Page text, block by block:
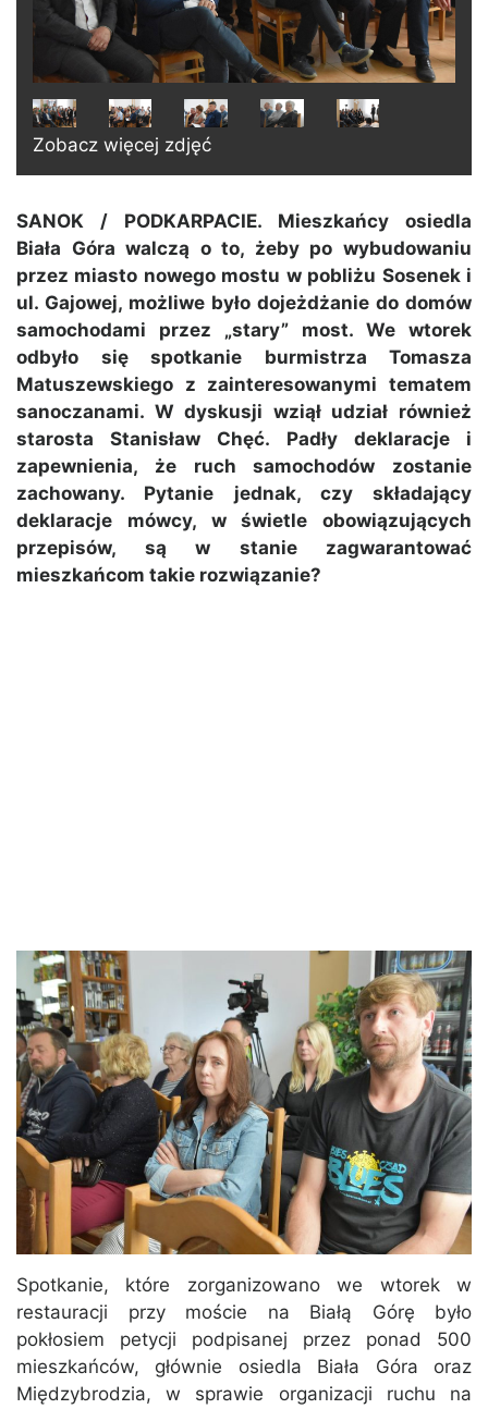
Zobacz więcej zdjęć
SANOK / PODKARPACIE. Mieszkańcy osiedla
Biała Góra walczą o to, żeby po wybudowaniu
przez miasto nowego mostu w pobliżu Sosenek i
ul. Gajowej, możliwe było dojeżdżanie do domów
samochodami przez „stary” most. We wtorek
odbyło się spotkanie burmistrza Tomasza
Matuszewskiego z zainteresowanymi tematem
sanoczanami. W dyskusji wziął udział również
starosta Stanisław Chęć. Padły deklaracje i
zapewnienia, że ruch samochodów zostanie
zachowany. Pytanie jednak, czy składający
deklaracje mówcy, w świetle obowiązujących
przepisów, są w stanie zagwarantować
mieszkańcom takie rozwiązanie?
Spotkanie, które zorganizowano we wtorek w
restauracji przy moście na Białą Górę było
pokłosiem petycji podpisanej przez ponad 500
mieszkańców, głównie osiedla Biała Góra oraz
Międzybrodzia, w sprawie organizacji ruchu na